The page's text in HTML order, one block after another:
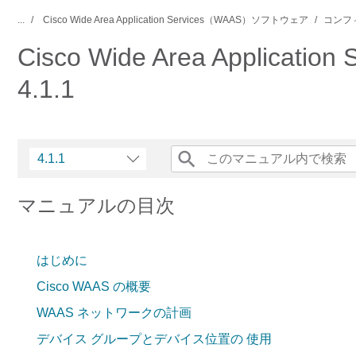
... Cisco Wide Area Application Services（WAAS）ソフトウェア コンフ
Cisco Wide Area Application
4.1.1
4.1.1
マニュアルの目次
はじめに
Cisco WAAS の概要
WAAS ネットワークの計画
デバイス グループとデバイス位置の 使用